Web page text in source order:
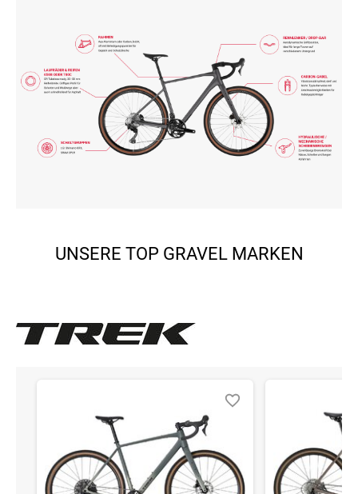
UNSERE TOP GRAVEL MARKEN